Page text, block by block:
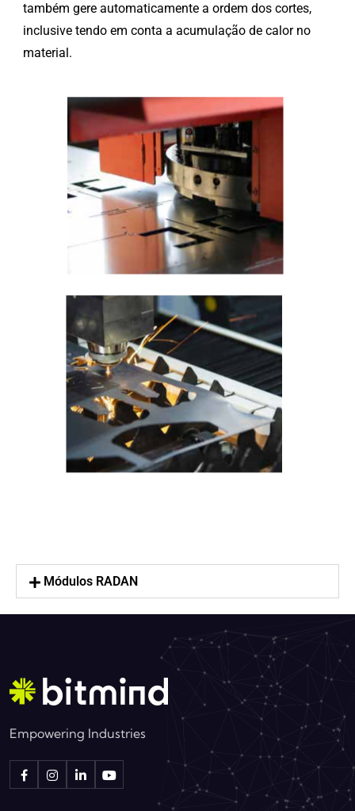
também gere automaticamente a ordem dos cortes,
inclusive tendo em conta a acumulação de calor no
material.
Módulos RADAN
Empowering Industries